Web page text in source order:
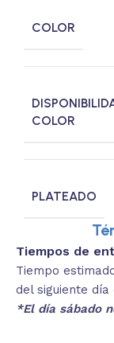
COLOR
COLOR
PLATEADO
Tiempos de
Tiempo
del siguiente
*El día sábado